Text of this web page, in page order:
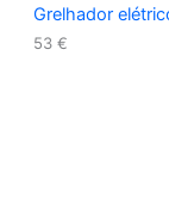
Grelhador
53 €